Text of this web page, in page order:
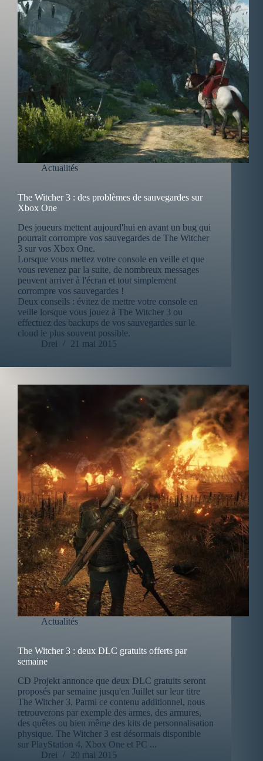
Actualités
The Witcher 3 : des problèmes de sauvegardes sur
Xbox One
Des joueurs mettent aujourd'hui en avant un bug qui
pourrait corrompre vos sauvegardes de The Witcher
3 sur vos Xbox One.
Lorsque vous mettez votre console en veille et que
vous revenez par la suite, de nombreux messages
peuvent arriver à l'écran et tout simplement
corrompre vos sauvegardes !
Deux conseils : évitez de mettre votre console en
veille lorsque vous jouez à The Witcher 3 ou
effectuez des backups de vos sauvegardes sur le
cloud le plus souvent possible.
Drei
21 mai 2015
Actualités
The Witcher 3 : deux DLC gratuits offerts par
semaine
CD Projekt annonce que deux DLC gratuits seront
proposés par semaine jusqu'en Juillet sur leur titre
The Witcher 3. Parmi ce contenu additionnel, nous
retrouverons par exemple des armes, des armures,
des quêtes ou bien même des kits de personnalisation
physique. The Witcher 3 est désormais disponible
sur PlayStation 4, Xbox One et PC ...
Drei
20 mai 2015